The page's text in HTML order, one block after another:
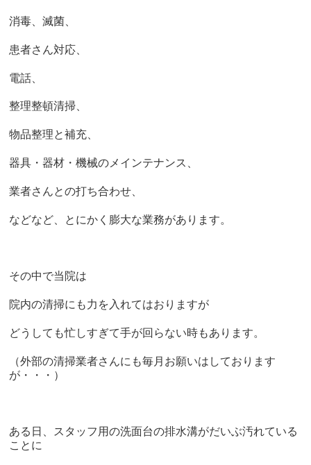
消毒、滅菌、
患者さん対応、
電話、
整理整頓清掃、
物品整理と補充、
器具・器材・機械のメインテナンス、
業者さんとの打ち合わせ、
などなど、とにかく膨大な業務があります。
その中で当院は
院内の清掃にも力を入れてはおりますが
どうしても忙しすぎて手が回らない時もあります。
（外部の清掃業者さんにも毎月お願いはしております
が・・・）
ある日、スタッフ用の洗面台の排水溝がだいぶ汚れている
ことに